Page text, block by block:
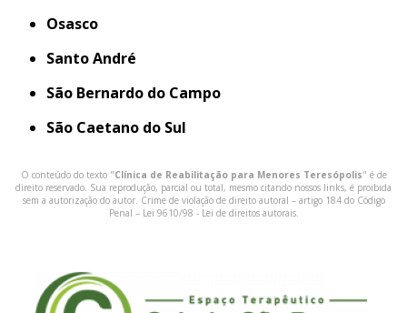
Osasco
Santo André
São Bernardo do Campo
São Caetano do Sul
O conteúdo do texto "Clínica de Reabilitação para Menores Teresópolis" é de
direito reservado. Sua reprodução, parcial ou total, mesmo citando nossos links, é proibida
sem a autorização do autor. Crime de violação de direito autoral – artigo 184 do Código
Penal – Lei 9610/98 - Lei de direitos autorais.